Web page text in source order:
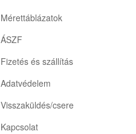
Mérettáblázatok
ÁSZF
Fizetés és szállítás
Adatvédelem
Visszaküldés/csere
Kapcsolat